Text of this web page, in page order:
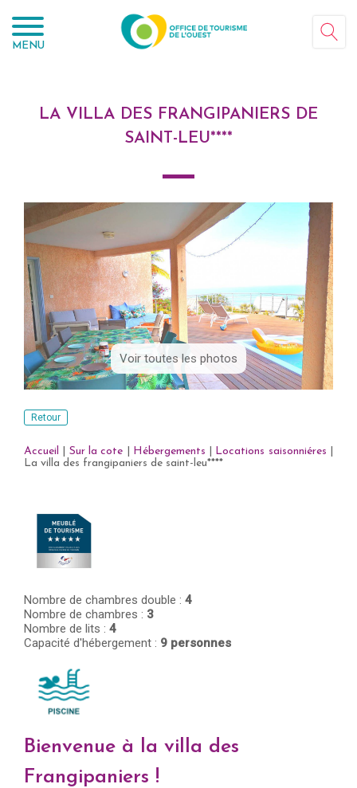
MENU
LA VILLA DES FRANGIPANIERS DE
SAINT-LEU****
Voir toutes les photos
Retour
Accueil Sur la cote Hébergements Locations saisonniéres
La villa des frangipaniers de saint-leu****
Nombre de chambres double : 4
Nombre de chambres : 3
Nombre de lits : 4
Capacité d'hébergement : 9 personnes
Bienvenue à la villa des
Frangipaniers !